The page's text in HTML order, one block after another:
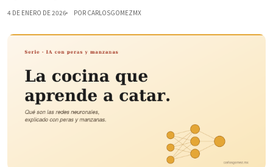
4 DE ENERO DE 2026 POR CARLOSGOMEZMX